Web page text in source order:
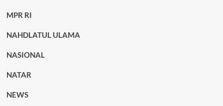
MPR RI
NAHDLATUL ULAMA
NASIONAL
NATAR
NEWS